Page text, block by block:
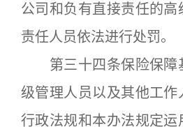
公司和负有直接责任的
责任人员依法进行处罚。
第三十四条保险保障
级管理人员以及其他工作
行政法规和本办法规定运